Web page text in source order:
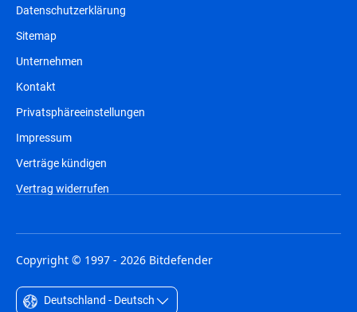
Datenschutzerklärung
Sitemap
Unternehmen
Kontakt
Privatsphäreeinstellungen
Impressum
Verträge kündigen
Vertrag widerrufen
Copyright © 1997 - 2026 Bitdefender
Deutschland - Deutsch